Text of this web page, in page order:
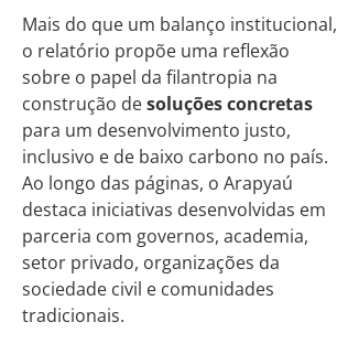
Mais do que um balanço institucional,
o relatório propõe uma reflexão
sobre o papel da filantropia na
construção desoluções concretas
para um desenvolvimento justo,
inclusivo e de baixo carbono no país.
Ao longo das páginas, o Arapyaú
destaca iniciativas desenvolvidas em
parceria com governos, academia,
setor privado, organizações da
sociedade civil e comunidades
tradicionais.